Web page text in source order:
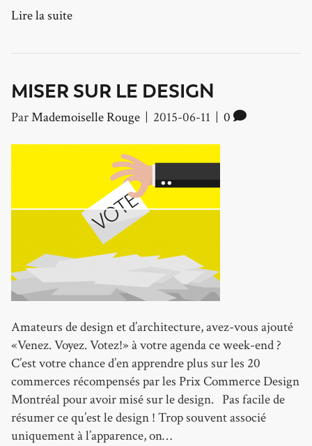
Lire la suite
MISER SUR LE DESIGN
ParMademoiselle Rouge | 2015-06-11 | 0
Amateurs de design et d’architecture, avez-vous ajouté
«Venez. Voyez. Votez!» à votre agenda ce week-end ?
C’est votre chance d’en apprendre plus sur les 20
commerces récompensés par les Prix Commerce Design
Montréal pour avoir misé sur le design. Pas facile de
résumer ce qu’est le design ! Trop souvent associé
uniquement à l’apparence, on…